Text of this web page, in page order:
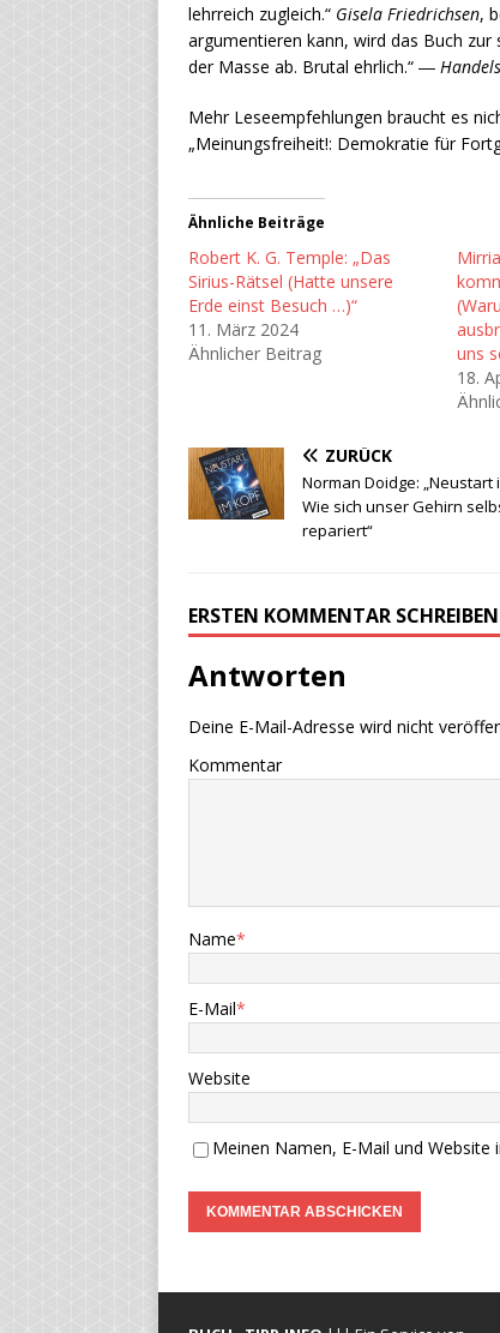
lehrreich zugleich.“ Gisela Friedrichsen,
argumentieren kann, wird das Buch
der Masse ab. Brutal ehrlich.“ ―
Mehr Leseempfehlungen braucht es
„Meinungsfreiheit!: Demokratie für
Ähnliche Beiträge
Robert K. G. Temple: „Das
Sirius-Rätsel (Hatte unsere
Erde einst Besuch …)“
11. März 2024
Ähnlicher Beitrag
uns
18.
ZURÜCK
Norman Doidge: „Neustart
Wie sich unser Gehirn
repariert“
ERSTEN KOMMENTAR SCHREIBEN
Antworten
Deine E-Mail-Adresse wird nicht
Kommentar
Name*
E-Mail*
Website
Meinen Namen, E-Mail und